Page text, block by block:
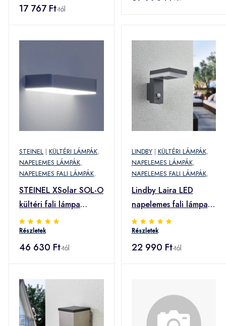
17 767 Ft-tól
STEINEL | KÜLTÉRI LÁMPÁK,
NAPELEMES LÁMPÁK,
NAPELEMES FALI LÁMPÁK,
STEINEL XSolar SOL-O
kültéri fali lámpa
antracit
Részletek
46 630 Ft-tól
LINDBY| KÜLTÉRI LÁMPÁK,
NAPELEMES LÁMPÁK,
NAPELEMES FALI LÁMPÁK,
Lindby Laira LED
napelemes fali lámpa
érzékelő
Részletek
22 990 Ft-tól